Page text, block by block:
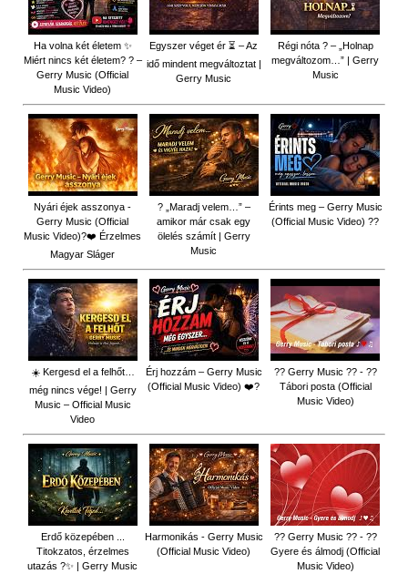
Ha volna két életem ✨
Miért nincs két életem? ? –
Gerry Music (Official
Music Video)
Egyszer véget ér ⏳ – Az
idő mindent megváltoztat |
Gerry Music
Régi nóta ? – „Holnap
megváltozom…” | Gerry
Music
Nyári éjek asszonya -
Gerry Music (Official
Music Video)?❤️ Érzelmes
Magyar Sláger
? „Maradj velem…” –
amikor már csak egy
ölelés számít | Gerry
Music
Érints meg – Gerry Music
(Official Music Video) ??
☀️ Kergesd el a felhőt…
még nincs vége! | Gerry
Music – Official Music
Video
Érj hozzám – Gerry Music
(Official Music Video) ❤️?
?? Gerry Music ?? - ??
Tábori posta (Official
Music Video)
Erdő közepében ...
Titokzatos, érzelmes
utazás ?✨ | Gerry Music
Harmonikás - Gerry Music
(Official Music Video)
?? Gerry Music ?? - ??
Gyere és álmodj (Official
Music Video)